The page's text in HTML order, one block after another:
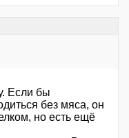
Если бы
без мяса, он
но есть ещё